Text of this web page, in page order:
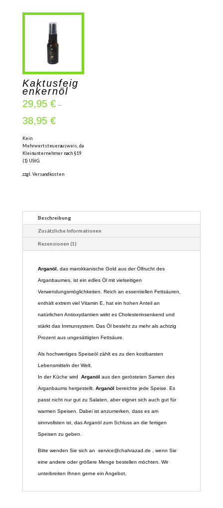
Kaktusfeig
enkernöl
29,95 €–
38,95 €
Kein
Mehrwertsteuerausweis, da
Kleinunternehmer nach §19
(1) UStG.
zzgl. Versandkosten
Beschreibung
Zusätzliche Informationen
Rezensionen (1)
Arganöl , das marokkanische Gold aus der Ölfrucht des
Arganbaumes, ist ein edles Öl mit vielseitigen
Verwendungsmöglichkeiten. Reich an essentiellen Fettsäuren,
enthält extrem viel Vitamin E, hat ein hohen Anteil an
natürlichen Antioxydantien wirkt es Cholesterinsenkend und
stärkt das Immunsystem. Das Öl besteht zu mehr als achtzig
Prozent aus ungesättigten Fettsäure.
Als hochwertiges Speiseöl zählt es zu den kostbarsten
Lebensmitteln der Welt.
In der Küche wird Arganöl aus den gerösteten Samen des
Arganbaums hergestellt. Arganöl bereichte jede Speise. Es
passt nicht nur gut zu Salaten, aber eignet sich auch gut für
warmen Speisen. Dabei ist anzumerken, dass es am
sinnvollsten ist, das Arganöl zum Schluss an die fertigen
Speisen zu geben.
Bitte wenden Sie sich an service@chahrazad.de , wenn Sie
eine andere oder größere Menge bestellen möchten. Wir
unterbreiten Ihnen gerne ein Angebot.